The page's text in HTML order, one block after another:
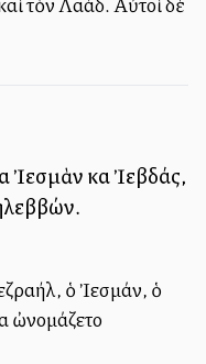
Ἰεσμὰν καὶ Ἰεβδάς,
ὁ Ἰεσμάν, ὁ
ὠνομάζετο